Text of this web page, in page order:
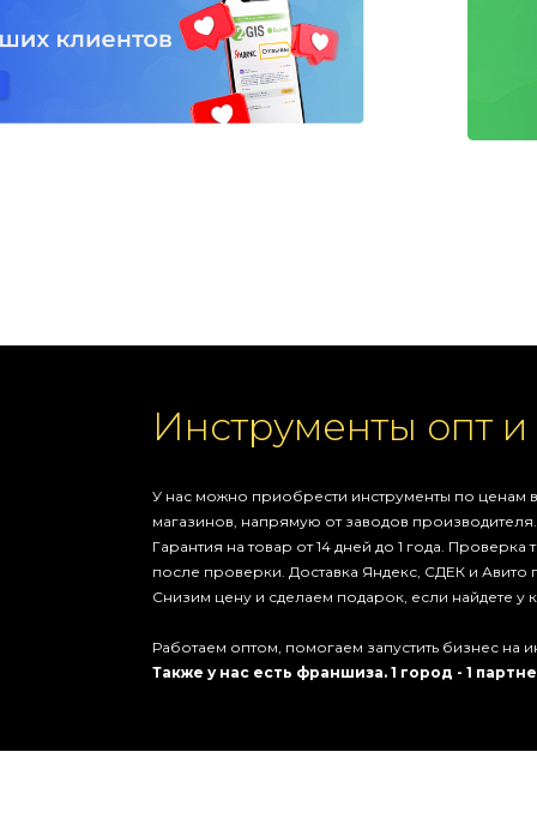
Инструменты опт
У нас можно приобрести инструменты по ценам
магазинов, напрямую от заводов производителя.
Гарантия на товар от 14 дней до 1 года.
после проверки. Доставка Яндекс, СДЕК и Авито
Снизим цену и сделаем подарок, если найдете у
Работаем оптом, помогаем запустить бизнес на
Также у нас есть франшиза. 1 город - 1